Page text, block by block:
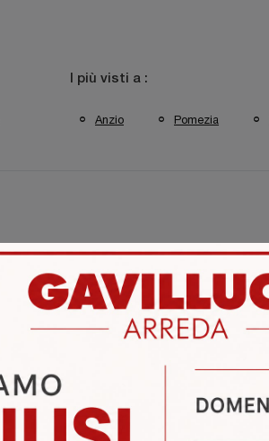
I più visti a :
Anzio Pomezia
Materassi Simmons Pontinia